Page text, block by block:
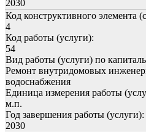
2030
Код конструктивного элемента
4
Код работы (услуги):
54
Вид работы (услуги) по
Ремонт внутридомовых
водоснабжения
Единица измерения работы
м.п.
Год завершения работы (услуги):
2030